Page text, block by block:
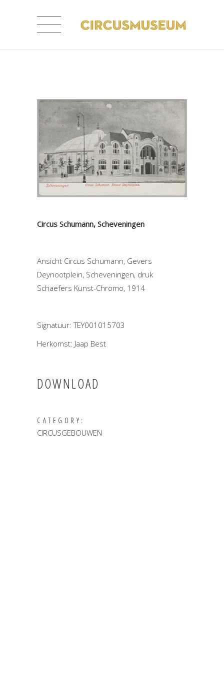
Circus Schumann, Scheveningen
Ansicht Circus Schumann, Gevers
Deynootplein, Scheveningen, druk
Schaefers Kunst-Chromo, 1914
Signatuur: TEY001015703
Herkomst: Jaap Best
DOWNLOAD
CATEGORY:
CIRCUSGEBOUWEN